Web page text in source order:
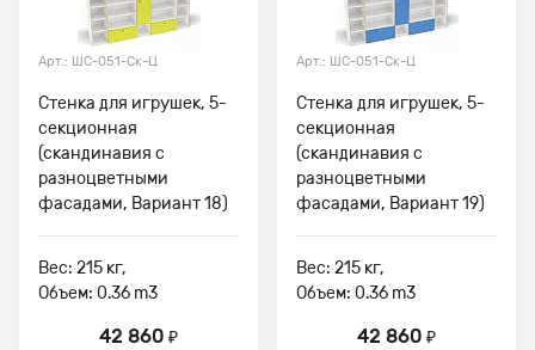
Арт.: ШС-051-Ск-Ц
Стенка для игрушек, 5-
секционная
(скандинавия с
разноцветными
фасадами, Вариант 18)
Вес: 215 кг,
Объем: 0.36 m3
42 860 ₽
Арт.: ШС-051-Ск-Ц
Стенка для игрушек, 5-
секционная
(скандинавия с
разноцветными
фасадами, Вариант 19)
Вес: 215 кг,
Объем: 0.36 m3
42 860 ₽